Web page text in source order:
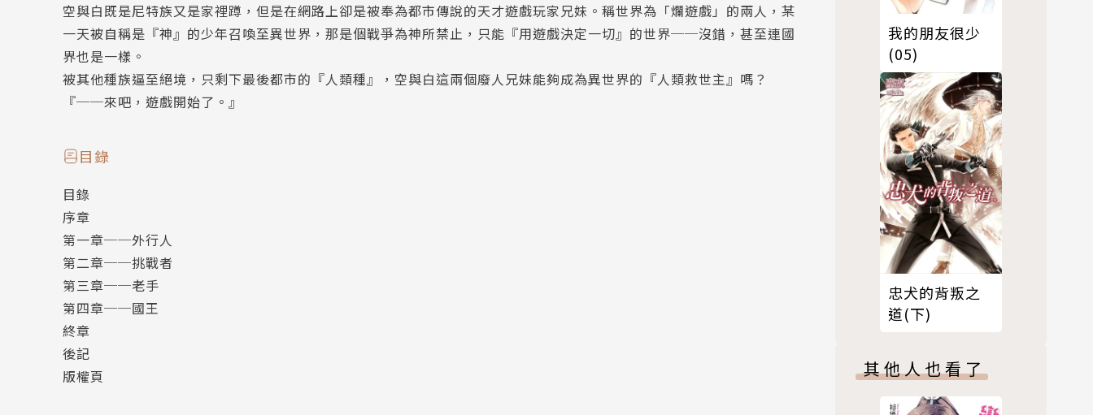
空與白既是尼特族又是家裡蹲，但是在網路上卻是被奉為都市傳說的天才遊戲玩家兄妹。稱世界為「爛遊戲」的兩人，某
一天被自稱是『神』的少年召喚至異世界，那是個戰爭為神所禁止，只能『用遊戲決定一切』的世界──沒錯，甚至連國
界也是一樣。
被其他種族逼至絕境，只剩下最後都市的『人類種』，空與白這兩個廢人兄妹能夠成為異世界的『人類救世主』嗎？
『──來吧，遊戲開始了。』
目錄
目錄
序章
第一章──外行人
第二章──挑戰者
第三章──老手
第四章──國王
終章
後記
版權頁
我的朋友很少
(05)
忠犬的背叛之
道(下)
其他人也看了